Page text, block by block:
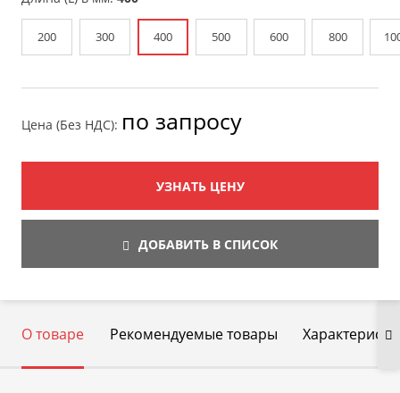
200 300 400 500 600 800
Цена (Без НДС): по запросу
УЗНАТЬ ЦЕНУ
ДОБАВИТЬ В СПИСОК
О товаре Рекомендуемые товары